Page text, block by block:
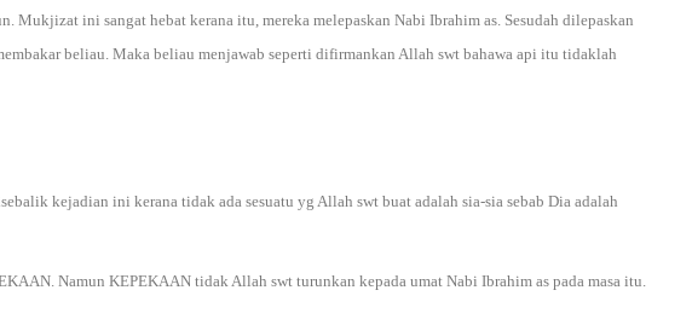
ini sangat hebat kerana itu, mereka melepaskan Nabi Ibrahim as. Sesudah dilepaskan
beliau. Maka beliau menjawab seperti difirmankan Allah swt bahawa api itu tidaklah
kejadian ini kerana tidak ada sesuatu yg Allah swt buat adalah sia-sia sebab Dia adalah
Namun KEPEKAAN tidak Allah swt turunkan kepada umat Nabi Ibrahim as pada masa itu.